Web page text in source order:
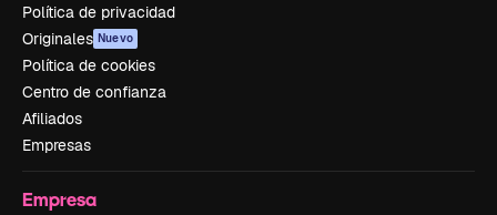
Política de privacidad
Originales Nuevo
Política de cookies
Centro de confianza
Afiliados
Empresas
Empresa